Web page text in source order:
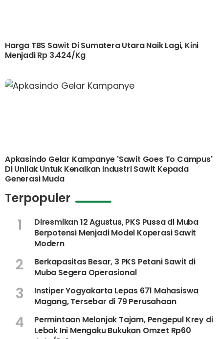
Harga TBS Sawit Di Sumatera Utara Naik Lagi, Kini
Menjadi Rp 3.424/kg
Apkasindo Gelar Kampanye 'Sawit Goes To Campus'
Di Unilak Untuk Kenalkan Industri Sawit Kepada
Generasi Muda
Terpopuler
1
Diresmikan 12 Agustus, PKS Pussa di Muba
Berpotensi Menjadi Model Koperasi Sawit
Modern
2
Berkapasitas Besar, 3 PKS Petani Sawit di
Muba Segera Operasional
3
Instiper Yogyakarta Lepas 671 Mahasiswa
Magang, Tersebar di 79 Perusahaan
4
Permintaan Melonjak Tajam, Pengepul Krey di
Lebak Ini Mengaku Bukukan Omzet Rp60